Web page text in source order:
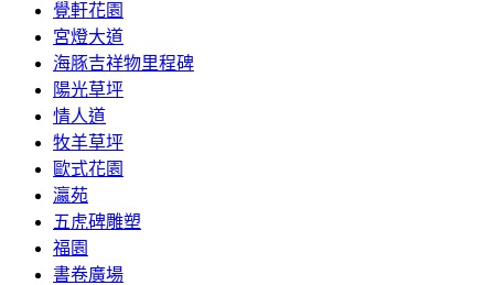
覺軒花園
宮燈大道
海豚吉祥物里程碑
陽光草坪
情人道
牧羊草坪
歐式花園
瀛苑
五虎碑雕塑
福園
書卷廣場